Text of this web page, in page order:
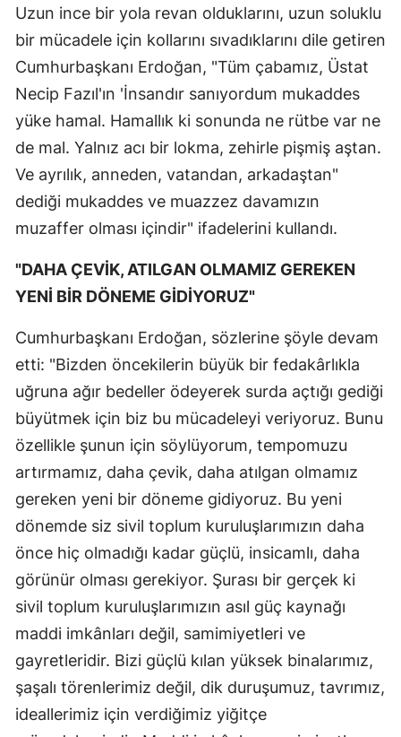
Uzun ince bir yola revan olduklarını, uzun soluklu
bir mücadele için kollarını sıvadıklarını dile getiren
Cumhurbaşkanı Erdoğan, "Tüm çabamız, Üstat
Necip Fazıl'ın 'İnsandır sanıyordum mukaddes
yüke hamal. Hamallık ki sonunda ne rütbe var ne
de mal. Yalnız acı bir lokma, zehirle pişmiş aştan.
Ve ayrılık, anneden, vatandan, arkadaştan"
dediği mukaddes ve muazzez davamızın
muzaffer olması içindir" ifadelerini kullandı.
"DAHA ÇEVİK, ATILGAN OLMAMIZ GEREKEN
YENİ BİR DÖNEME GİDİYORUZ"
Cumhurbaşkanı Erdoğan, sözlerine şöyle devam
etti: "Bizden öncekilerin büyük bir fedakârlıkla
uğruna ağır bedeller ödeyerek surda açtığı gediği
büyütmek için biz bu mücadeleyi veriyoruz. Bunu
özellikle şunun için söylüyorum, tempomuzu
artırmamız, daha çevik, daha atılgan olmamız
gereken yeni bir döneme gidiyoruz. Bu yeni
dönemde siz sivil toplum kuruluşlarımızın daha
önce hiç olmadığı kadar güçlü, insicamlı, daha
görünür olması gerekiyor. Şurası bir gerçek ki
sivil toplum kuruluşlarımızın asıl güç kaynağı
maddi imkânları değil, samimiyetleri ve
gayretleridir. Bizi güçlü kılan yüksek binalarımız,
şaşalı törenlerimiz değil, dik duruşumuz, tavrımız,
ideallerimiz için verdiğimiz yiğitçe